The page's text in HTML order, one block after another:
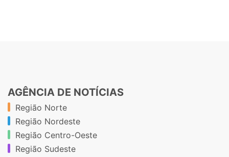
AGÊNCIA DE NOTÍCIAS
Região Norte
Região Nordeste
Região Centro-Oeste
Região Sudeste